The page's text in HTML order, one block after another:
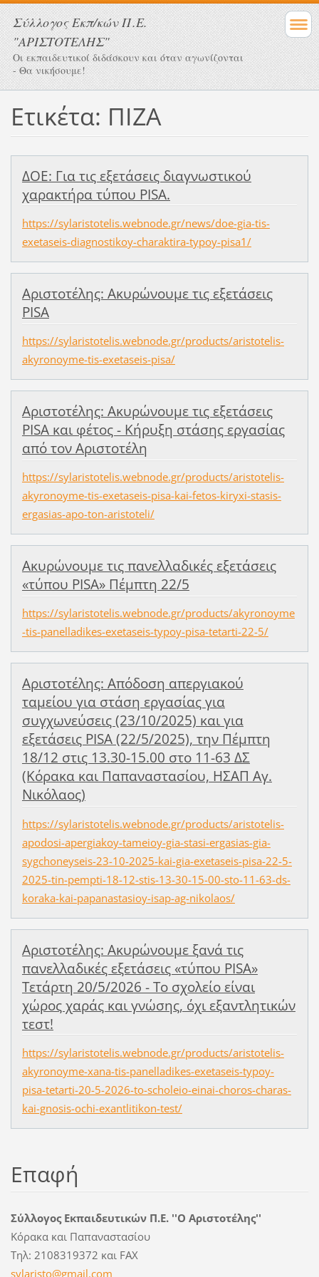
Σύλλογος Eκπ/κών Π.Ε.
"ΑΡΙΣΤΟΤΕΛΗΣ"
Οι εκπαιδευτικοί διδάσκουν και όταν αγωνίζονται
- Θα νικήσουμε!
Ετικέτα: ΠΙΖΑ
ΔΟΕ: Για τις εξετάσεις διαγνωστικού
χαρακτήρα τύπου PISA.
https://sylaristotelis.webnode.gr/news/doe-gia-tis-
exetaseis-diagnostikoy-charaktira-typoy-pisa1/
Αριστοτέλης: Ακυρώνουμε τις εξετάσεις
PISA
https://sylaristotelis.webnode.gr/products/aristotelis-
akyronoyme-tis-exetaseis-pisa/
Aριστοτέλης: Ακυρώνουμε τις εξετάσεις
PISA και φέτος - Κήρυξη στάσης εργασίας
από τον Αριστοτέλη
https://sylaristotelis.webnode.gr/products/aristotelis-
akyronoyme-tis-exetaseis-pisa-kai-fetos-kiryxi-stasis-
ergasias-apo-ton-aristoteli/
Ακυρώνουμε τις πανελλαδικές εξετάσεις
«τύπου PISA» Πέμπτη 22/5
https://sylaristotelis.webnode.gr/products/akyronoyme
-tis-panelladikes-exetaseis-typoy-pisa-tetarti-22-5/
Αριστοτέλης: Απόδοση απεργιακού
ταμείου για στάση εργασίας για
συγχωνεύσεις (23/10/2025) και για
εξετάσεις PISA (22/5/2025), την Πέμπτη
18/12 στις 13.30-15.00 στο 11-63 ΔΣ
(Κόρακα και Παπαναστασίου, ΗΣΑΠ Αγ.
Νικόλαος)
https://sylaristotelis.webnode.gr/products/aristotelis-
apodosi-apergiakoy-tameioy-gia-stasi-ergasias-gia-
sygchoneyseis-23-10-2025-kai-gia-exetaseis-pisa-22-5-
2025-tin-pempti-18-12-stis-13-30-15-00-sto-11-63-ds-
koraka-kai-papanastasioy-isap-ag-nikolaos/
Αριστοτέλης: Ακυρώνουμε ξανά τις
πανελλαδικές εξετάσεις «τύπου PISA»
Τετάρτη 20/5/2026 - Το σχολείο είναι
χώρος χαράς και γνώσης, όχι εξαντλητικών
τεστ!
https://sylaristotelis.webnode.gr/products/aristotelis-
akyronoyme-xana-tis-panelladikes-exetaseis-typoy-
pisa-tetarti-20-5-2026-to-scholeio-einai-choros-charas-
kai-gnosis-ochi-exantlitikon-test/
Επαφή
Σύλλογος Εκπαιδευτικών Π.Ε. ''Ο Αριστοτέλης''
Κόρακα και Παπαναστασίου
Τηλ: 2108319372 και FAX
sylaristo@gmail.com